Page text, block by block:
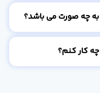
چه صورت می باشد؟
کار کنم؟